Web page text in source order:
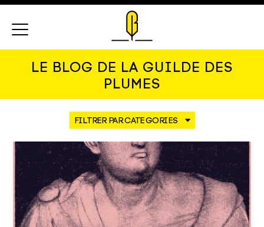
LE BLOG DE LA GUILDE DES
PLUMES